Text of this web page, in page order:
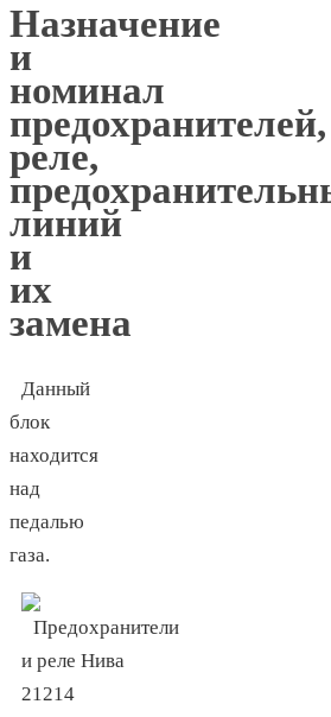
Назначение
и
номинал
предохранителей,
реле,
линий
и
их
замена
Данный
блок
находится
над
педалью
газа.